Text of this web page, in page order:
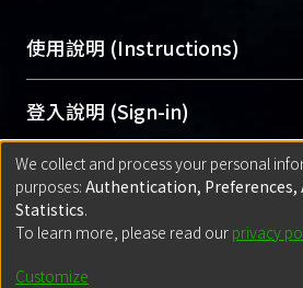
用逐年攀升。同時可加速研究
Archive）平台。 （點選深入了
含部分內容的版權非匯入者
助與合作完成，請確認該版
意提供此授權。
Please represent that the
original work, and that you
grant the rights to upload.
若欲上傳已出版的全文電子檔
policy finder
網站查詢，以
使用說明 (Instructions)
網站簡介(Quickstart Guide)
使用手冊(Instruction
線上預約服務(Booking
登入說明 (Sign-in)
方案一：臺灣大學計算機中
(With C&INC Email Account)
方案二：ORCID帳號登入
匯入著作 (Submission)
方案一：定期更新ORCID者，
for identifier (ORCID))
Built withDSpace-CRIS software
-
We collect and process your personal
purposes: Authentication,
Statistics.
To learn more, please read our privacy
Customize